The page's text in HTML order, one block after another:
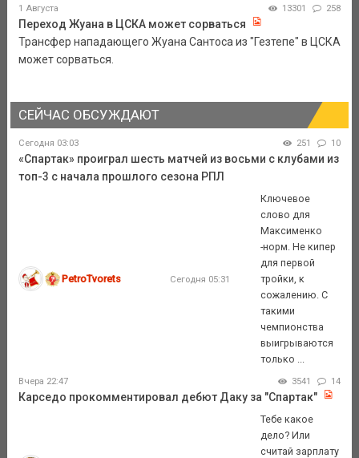
1 Августа 13301 258
Переход Жуана в ЦСКА может сорваться
Трансфер нападающего Жуана Сантоса из "Гезтепе" в ЦСКА
может сорваться.
СЕЙЧАС ОБСУЖДАЮТ
Сегодня 03:03 251 10
«Спартак» проиграл шесть матчей из восьми с клубами из
топ-3 с начала прошлого сезона РПЛ
PetroTvorets Сегодня 05:31
Ключевое
слово для
Максименко
-норм. Не кипер
для первой
тройки, к
сожалению. С
такими
чемпионства
выигрываются
только ...
Вчера 22:47 3541 14
Карседо прокомментировал дебют Даку за "Спартак"
Тебе какое
дело? Или
считай зарплату